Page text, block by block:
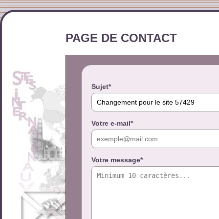
PAGE DE CONTACT
Sujet*
Votre e-mail*
Votre message*